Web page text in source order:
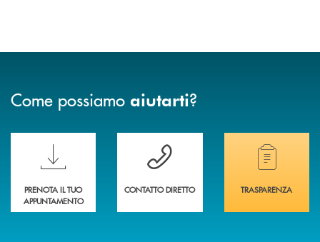
Come possiamo aiutarti?
Scopri le funzionalità della nuova PRENOTA BANCA
PRENOTA IL TUO
APPUNTAMENTO
Hai bisogno di assistenza immediata?
CONTATTO DIRETTO
Hai bisogno di
TRASPARENZA